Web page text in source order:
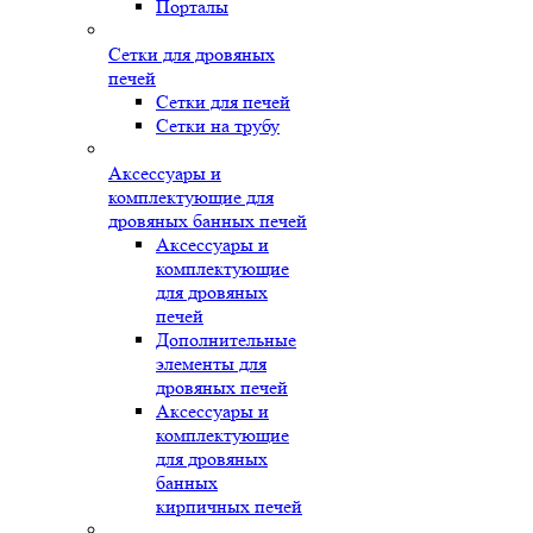
Порталы
Сетки для дровяных
печей
Сетки для печей
Сетки на трубу
Аксессуары и
комплектующие для
дровяных банных печей
Аксессуары и
комплектующие
для дровяных
печей
Дополнительные
элементы для
дровяных печей
Аксессуары и
комплектующие
для дровяных
банных
кирпичных печей